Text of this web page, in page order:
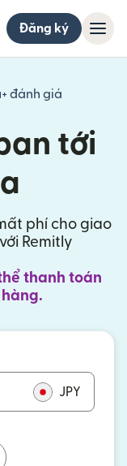
Đăng ký
đánh giá
tới
phí cho giao
Remitly
thanh toán
JPY